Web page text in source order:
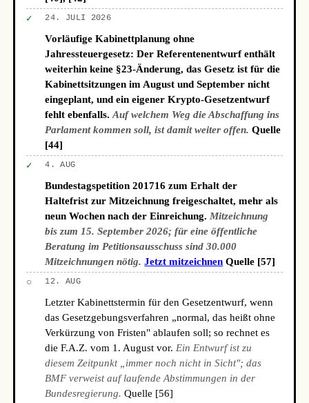
✓ 24. JULI 2026
Vorläufige Kabinettplanung ohne
Jahressteuergesetz: Der Referentenentwurf enthält
weiterhin keine §23-Änderung, das Gesetz ist für die
Kabinettsitzungen im August und September nicht
eingeplant, und ein eigener Krypto-Gesetzentwurf
fehlt ebenfalls.Auf welchem Weg die Abschaffung ins
Parlament kommen soll, ist damit weiter offen. Quelle
[44]
✓ 4. AUG
Bundestagspetition 201716 zum Erhalt der
Haltefrist zur Mitzeichnung freigeschaltet, mehr als
neun Wochen nach der Einreichung. Mitzeichnung
bis zum 15. September 2026; für eine öffentliche
Beratung im Petitionsausschuss sind 30.000
Mitzeichnungen nötig. Jetzt mitzeichnen Quelle [57]
○ 12. AUG
Letzter Kabinettstermin für den Gesetzentwurf, wenn
das Gesetzgebungsverfahren „normal, das heißt ohne
Verkürzung von Fristen" ablaufen soll; so rechnet es
die F.A.Z. vom 1. August vor. Ein Entwurf ist zu
diesem Zeitpunkt „immer noch nicht in Sicht"; das
BMF verweist auf laufende Abstimmungen in der
Bundesregierung. Quelle [56]